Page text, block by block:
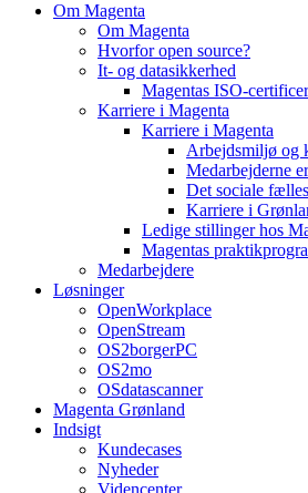
Om Magenta
Om Magenta
Hvorfor open source?
It- og datasikkerhed
Magentas ISO-
Karriere i Magenta
Karriere i Magenta
Arbejdsmiljø og
Medarbejderne
Det sociale
Karriere i
Ledige stillinger hos
Magentas
Medarbejdere
Løsninger
OpenWorkplace
OpenStream
OS2borgerPC
OS2mo
OSdatascanner
Magenta Grønland
Indsigt
Kundecases
Nyheder
Videncenter